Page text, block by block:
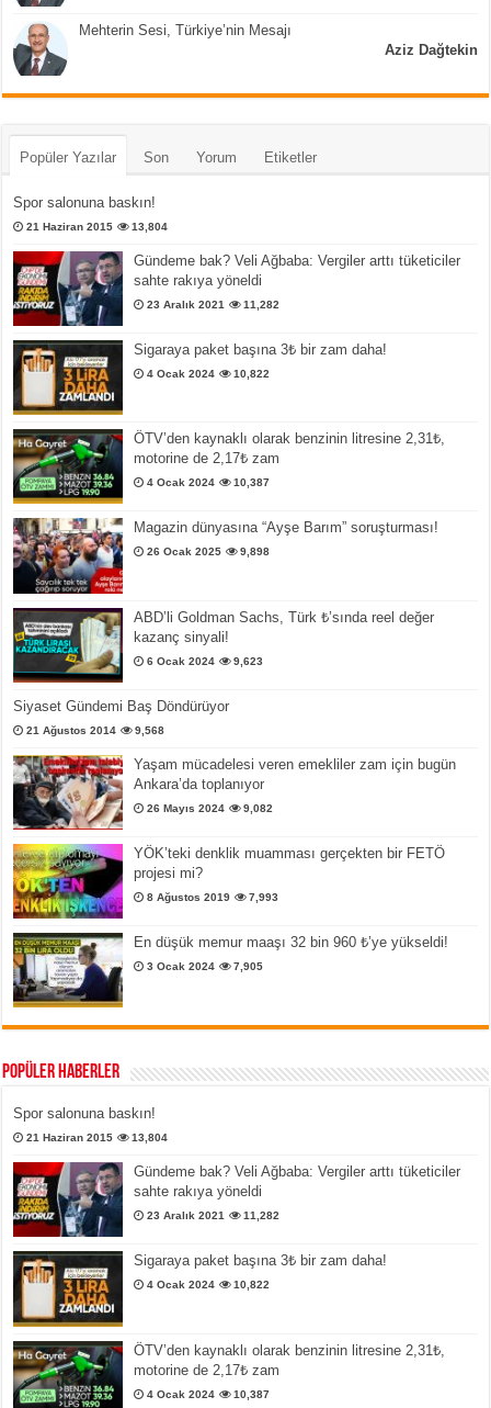
Mehterin Sesi, Türkiye’nin Mesajı
Aziz Dağtekin
Popüler Yazılar Son Yorum Etiketler
Spor salonuna baskın!
21 Haziran 2015 13,804
Gündeme bak? Veli Ağbaba: Vergiler arttı tüketiciler
sahte rakıya yöneldi
23 Aralık 2021 11,282
Sigaraya paket başına 3₺ bir zam daha!
4 Ocak 2024 10,822
ÖTV’den kaynaklı olarak benzinin litresine 2,31₺,
motorine de 2,17₺ zam
4 Ocak 2024 10,387
Magazin dünyasına “Ayşe Barım” soruşturması!
26 Ocak 2025 9,898
ABD’li Goldman Sachs, Türk ₺’sında reel değer
kazanç sinyali!
6 Ocak 2024 9,623
Siyaset Gündemi Baş Döndürüyor
21 Ağustos 2014 9,568
Yaşam mücadelesi veren emekliler zam için bugün
Ankara’da toplanıyor
26 Mayıs 2024 9,082
YÖK’teki denklik muamması gerçekten bir FETÖ
projesi mi?
8 Ağustos 2019 7,993
En düşük memur maaşı 32 bin 960 ₺’ye yükseldi!
3 Ocak 2024 7,905
Popüler Haberler
Spor salonuna baskın!
21 Haziran 2015 13,804
Gündeme bak? Veli Ağbaba: Vergiler arttı tüketiciler
sahte rakıya yöneldi
23 Aralık 2021 11,282
Sigaraya paket başına 3₺ bir zam daha!
4 Ocak 2024 10,822
ÖTV’den kaynaklı olarak benzinin litresine 2,31₺,
motorine de 2,17₺ zam
4 Ocak 2024 10,387